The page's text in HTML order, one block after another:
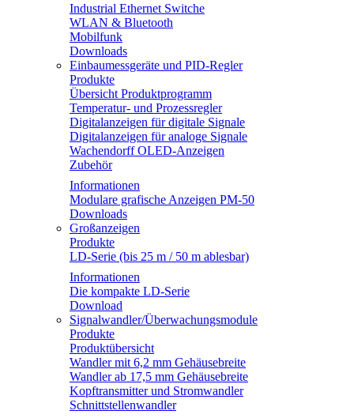
Industrial Ethernet Switche
WLAN & Bluetooth
Mobilfunk
Downloads
Einbaumessgeräte und PID-Regler
Produkte
Übersicht Produktprogramm
Temperatur- und Prozessregler
Digitalanzeigen für digitale Signale
Digitalanzeigen für analoge Signale
Wachendorff OLED-Anzeigen
Zubehör
Informationen
Modulare grafische Anzeigen PM-50
Downloads
Großanzeigen
Produkte
LD-Serie (bis 25 m / 50 m ablesbar)
Informationen
Die kompakte LD-Serie
Download
Signalwandler/Überwachungsmodule
Produkte
Produktübersicht
Wandler mit 6,2 mm Gehäusebreite
Wandler ab 17,5 mm Gehäusebreite
Kopftransmitter und Stromwandler
Schnittstellenwandler